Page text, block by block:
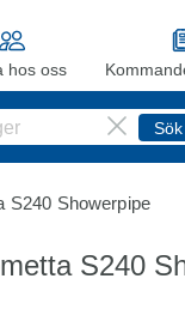
hos oss
S240 Showerpipe
S240